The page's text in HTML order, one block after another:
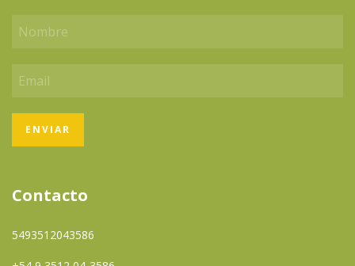
Contacto
5493512043586